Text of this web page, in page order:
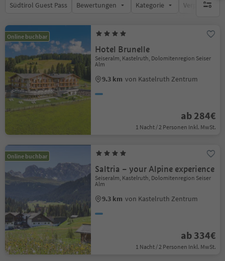
Südtirol Guest Pass Bewertungen Kategorie 1
Online buchbar
Hotel Brunelle
Seiseralm, Kastelruth, Dolomitenregion Seiser
Alm
9.3 km von Kastelruth Zentrum
ab 284€
1 Nacht / 2 Personen Inkl. MwSt.
Online buchbar
Saltria – your Alpine experience
Seiseralm, Kastelruth, Dolomitenregion Seiser
Alm
9.3 km von Kastelruth Zentrum
ab 334€
1 Nacht / 2 Personen Inkl. MwSt.